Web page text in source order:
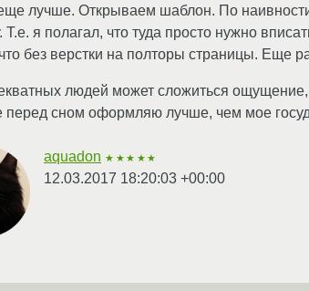
лучше. Открываем шаблон. По
Т.е. я полагал, что туда просто нужно
без верстки на полторы страницы. Еще
людей может сложиться
перед сном оформляю лучше, чем мое
aquadon ★★★★★
12.03.2017 18:20:03 +00:00